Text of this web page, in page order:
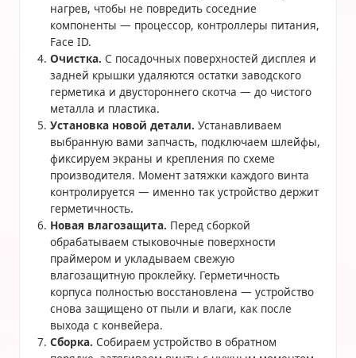
нагрев, чтобы не повредить соседние
компоненты — процессор, контроллеры питания,
Face ID.
Очистка. С посадочных поверхностей дисплея и
задней крышки удаляются остатки заводского
герметика и двустороннего скотча — до чистого
металла и пластика.
Установка новой детали. Устанавливаем
выбранную вами запчасть, подключаем шлейфы,
фиксируем экраны и крепления по схеме
производителя. Момент затяжки каждого винта
контролируется — именно так устройство держит
герметичность.
Новая влагозащита. Перед сборкой
обрабатываем стыковочные поверхности
праймером и укладываем свежую
влагозащитную проклейку. Герметичность
корпуса полностью восстановлена — устройство
снова защищено от пыли и влаги, как после
выхода с конвейера.
Сборка. Собираем устройство в обратном